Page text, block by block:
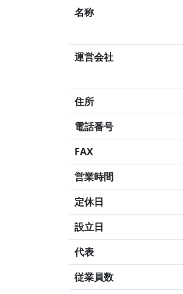
名称
運営会社
住所
電話番号
FAX
営業時間
定休日
設立日
代表
従業員数